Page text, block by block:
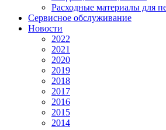
Расходные материалы для
Сервисное обслуживание
Новости
2022
2021
2020
2019
2018
2017
2016
2015
2014